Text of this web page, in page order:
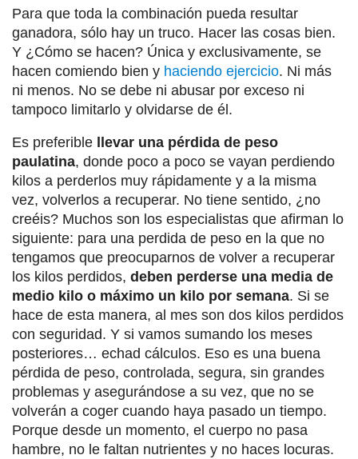
Para que toda la combinación pueda resultar
ganadora, sólo hay un truco. Hacer las cosas bien.
Y ¿Cómo se hacen? Única y exclusivamente, se
hacen comiendo bien y haciendo ejercicio. Ni más
ni menos. No se debe ni abusar por exceso ni
tampoco limitarlo y olvidarse de él.
Es preferible llevar una pérdida de peso
paulatina, donde poco a poco se vayan perdiendo
kilos a perderlos muy rápidamente y a la misma
vez, volverlos a recuperar. No tiene sentido, ¿no
creéis? Muchos son los especialistas que afirman lo
siguiente: para una perdida de peso en la que no
tengamos que preocuparnos de volver a recuperar
los kilos perdidos, deben perderse una media de
medio kilo o máximo un kilo por semana. Si se
hace de esta manera, al mes son dos kilos perdidos
con seguridad. Y si vamos sumando los meses
posteriores… echad cálculos. Eso es una buena
pérdida de peso, controlada, segura, sin grandes
problemas y asegurándose a su vez, que no se
volverán a coger cuando haya pasado un tiempo.
Porque desde un momento, el cuerpo no pasa
hambre, no le faltan nutrientes y no haces locuras.